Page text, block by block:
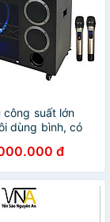
công suất lớn
dùng bình, có
công suất
Chính Hãng
đ